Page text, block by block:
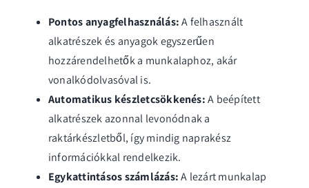
Pontos anyagfelhasználás:A felhasznált
alkatrészek és anyagok egyszerűen
hozzárendelhetők a munkalaphoz, akár
vonalkódolvasóval is.
Automatikus készletcsökkenés:A beépített
alkatrészek azonnal levonódnak a
raktárkészletből, így mindig naprakész
információkkal rendelkezik.
Egykattintásos számlázás:A lezárt munkalap